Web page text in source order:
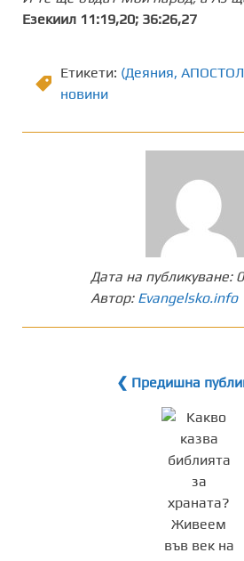
Езекиил 11:19,20; 36:26,27
Етикети: (Деяния,
новини
Дата на публикуване:
Автор: Evangelsko.info
❮ Предишна